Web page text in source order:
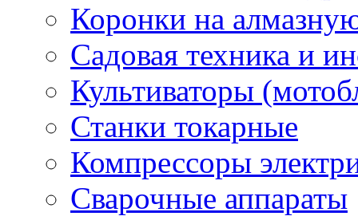
Коронки на
Садовая техника и
Культиваторы
Станки токарные
Компрессоры
Сварочные аппараты